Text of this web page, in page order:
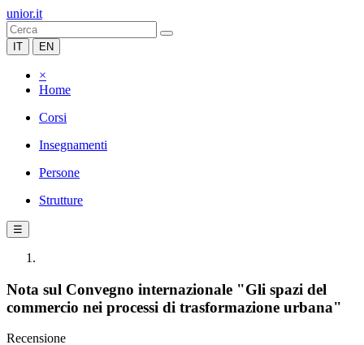
unior.it
IT EN
×
Home
Corsi
Insegnamenti
Persone
Strutture
☰
Nota sul Convegno internazionale "Gli spazi del
commercio nei processi di trasformazione urbana"
Recensione